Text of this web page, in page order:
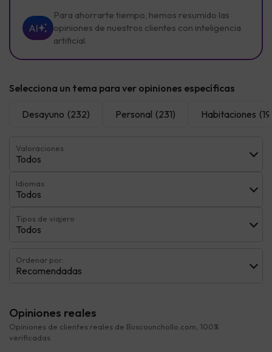
AI
Para ahorrarte tiempo, hemos resumido las
opiniones de nuestros clientes con inteligencia
artificial.
Selecciona un tema para ver opiniones específicas
Desayuno (232) Personal (231) Habitaciones
Valoraciones
Todos
Idiomas
Todos
Tipos de viajero
Todos
Ordenar por:
Recomendadas
Opiniones reales
Opiniones de clientes reales de Buscounchollo.com, 100%
verificadas.